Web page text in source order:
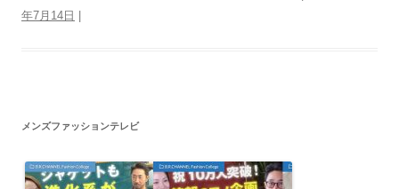
年7月14日
メンズファッションテレビ